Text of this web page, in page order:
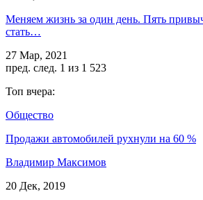
Меняем жизнь за один день. Пять
стать…
27 Мар, 2021
пред. след. 1 из 1 523
Топ вчера:
Общество
Продажи автомобилей рухнули на 60 %
Владимир Максимов
20 Дек, 2019